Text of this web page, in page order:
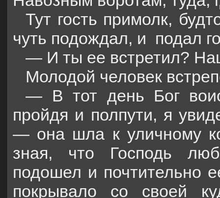
Тут гость примолк,
чуть подождал, и подал
— И ты ее встретил?
Молодой человек
— В тот день Бог
пройдя и полпути, я
— она шла к уличному
зная, что Господь
подошел и почтительно
покрывало со своей